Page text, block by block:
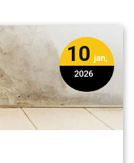
10 jan,
2026